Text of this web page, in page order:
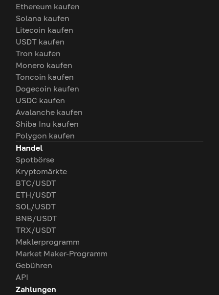
Ethereum kaufen
Solana kaufen
Litecoin kaufen
USDT kaufen
Tron kaufen
Monero kaufen
Toncoin kaufen
Dogecoin kaufen
USDC kaufen
Avalanche kaufen
Shiba Inu kaufen
Polygon kaufen
Handel
Spotbörse
Kryptomärkte
BTC/USDT
ETH/USDT
SOL/USDT
BNB/USDT
TRX/USDT
Maklerprogramm
Market Maker-Programm
Gebühren
API
Zahlungen